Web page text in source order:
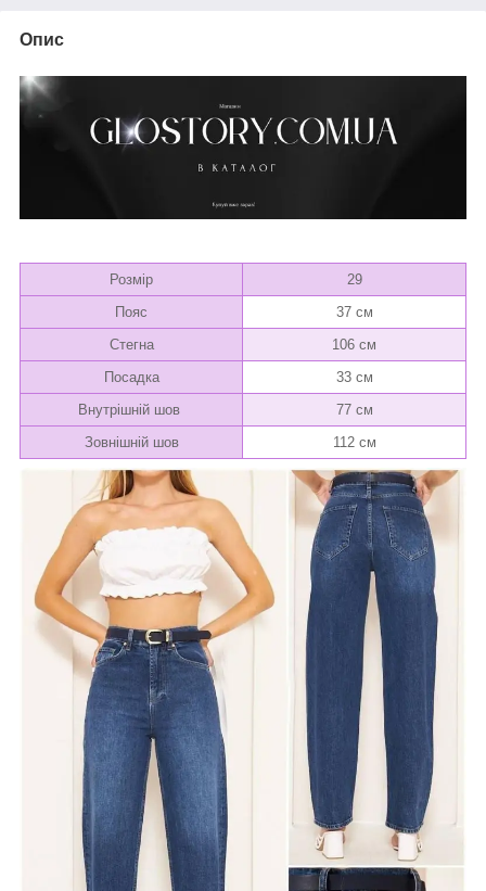
Опис
Розмір
29
Пояс
37 см
Стегна
106 см
Посадка
33 см
Внутрішній шов
77 см
Зовнішній шов
112 см